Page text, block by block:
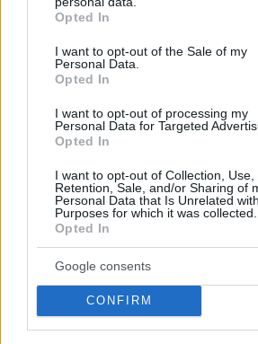
grant or deny consent to Google and its
use your data for below specified
consent section.
Opted In
I want to opt-out of the Sale of my
Personal Data.
Opted In
I want to opt-out of processing my
Personal Data for Targeted
Opted In
I want to opt-out of Collection, Use,
Retention, Sale, and/or Sharing of
Personal Data that Is Unrelated
Purposes for which it was collected.
Opted In
Google consents
CONFIRM
ΤΑ ΠΙΟ ΔΗΜΟΦΙΛΗ